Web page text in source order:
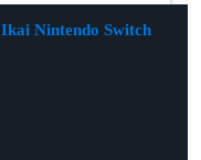
Ikai Nintendo Switch